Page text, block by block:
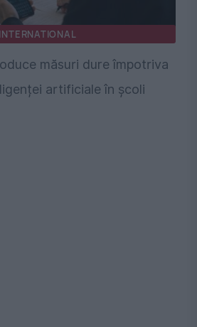
INTERNATIONAL
măsuri dure împotriva
artificiale în școli